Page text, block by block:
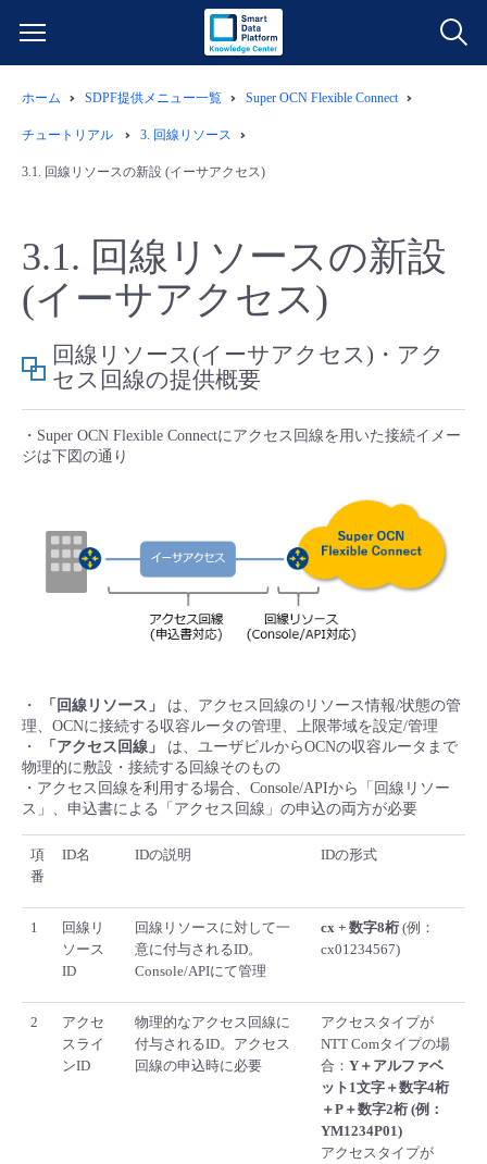
サービス一覧
データ利活用
ネットワーク
IoT
管理機能
すべてのメニューを見る
よくある質問
クラウド/サーバー
ネットワーク
サポート
料金情報
料金シミュレーター
データ利活用
IoT
モニタリング/監査
すべてのメニューを見る
ご利用開始ガイド
■ 管理機能
- 新規お申し込み方法
- 初期設定・確認
- 登録情報の管理
- APIリファレンス
- クラウド / サーバー
- Flexible InterConnect
- Flexible Remote Access
ユースケース
- データと分析
- リモートワーク
- ITインフラストラクチャー
- その他
故障/メンテナンス履歴
メンテナンス予定
パートナー
販売パートナー向けプログラム
トレーニング/操作動画
ホーム SDPF提供メニュー一覧 Super OCN Flexible Connect
チュートリアル 3. 回線リソース
3.1. 回線リソースの新設 (イーサアクセス)
3.1. 回線リソースの新設
(イーサアクセス)
回線リソース(イーサアクセス)・アク
セス回線の提供概要
・Super OCN Flexible Connectにアクセス回線を用いた接続イメー
ジは下図の通り
・ 「回線リソース」
は、アクセス回線のリソース情報/状態の管
理、OCNに接続する収容ルータの管理、上限帯域を設定/管理
・
「アクセス回線」
は、ユーザビルからOCNの収容ルータまで
物理的に敷設・接続する回線そのもの
・アクセス回線を利用する場合、Console/APIから「回線リソー
ス」、申込書による「アクセス回線」の申込の両方が必要
項
番
ID名 IDの説明 IDの形式
1
回線リ
ソース
ID
回線リソースに対して一
意に付与されるID。
Console/APIにて管理
cx + 数字8桁 (例：
cx01234567)
2
アクセ
スライ
ンID
物理的なアクセス回線に
付与されるID。アクセス
回線の申込時に必要
アクセスタイプが
NTT Comタイプの場
合： Y＋アルファベ
ット1文字＋数字4桁
＋P＋数字2桁 (例：
YM1234P01)
アクセスタイプが